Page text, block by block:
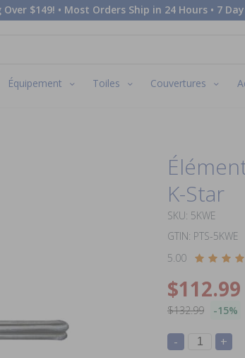
Over $149! • Most Orders Ship in 24 Hours • 7
Équipement Toiles Couvertures
K-Star
SKU: 5KWE
GTIN: PTS-5KWE
5.00
$112.99
$132.99 -15%
- +